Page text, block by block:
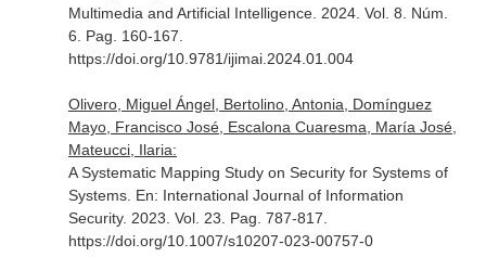
Multimedia and Artificial Intelligence. 2024. Vol. 8. Núm.
6. Pag. 160-167.
https://doi.org/10.9781/ijimai.2024.01.004
Olivero, Miguel Ángel, Bertolino, Antonia, Domínguez
Mayo, Francisco José, Escalona Cuaresma, María José,
Mateucci, Ilaria:
A Systematic Mapping Study on Security for Systems of
Systems. En: International Journal of Information
Security. 2023. Vol. 23. Pag. 787-817.
https://doi.org/10.1007/s10207-023-00757-0